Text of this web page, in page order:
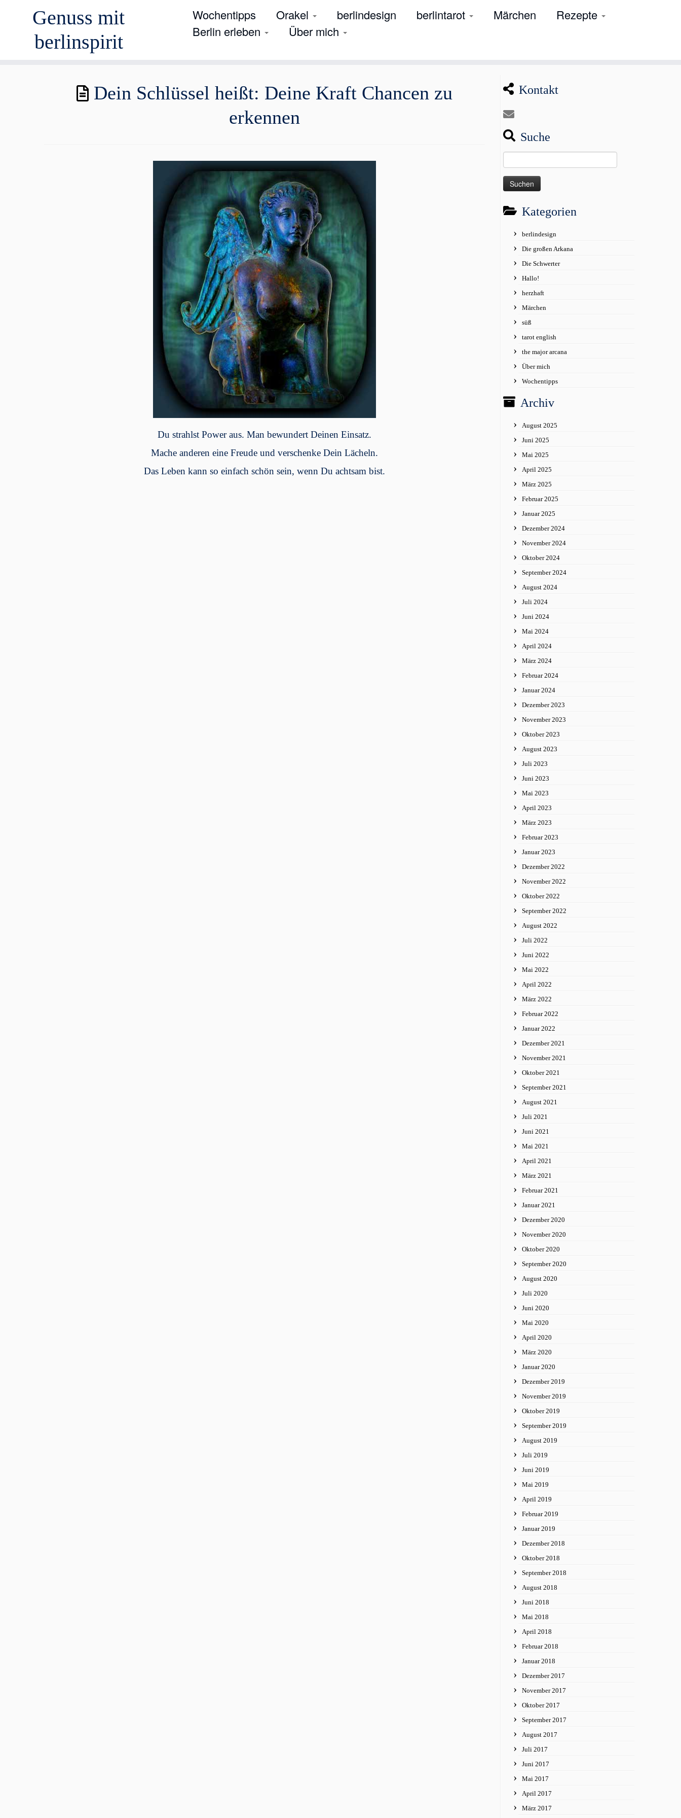
Genuss mit
berlinspirit
Wochentipps Orakel berlindesign berlintarot Märchen
Rezepte
Berlin erleben
Über mich
Dein Schlüssel heißt: Deine Kraft Chancen zu
erkennen
Du strahlst Power aus. Man bewundert Deinen Einsatz.
Mache anderen eine Freude und verschenke Dein Lächeln.
Das Leben kann so einfach schön sein, wenn Du achtsam bist.
Kontakt
Suche
nach:
Kategorien
berlindesign
Die großen Arkana
Die Schwerter
Hallo!
herzhaft
Märchen
süß
tarot english
the major arcana
Über mich
Wochentipps
Archiv
August 2025
Juni 2025
Mai 2025
April 2025
März 2025
Februar 2025
Januar 2025
Dezember 2024
November 2024
Oktober 2024
September 2024
August 2024
Juli 2024
Juni 2024
Mai 2024
April 2024
März 2024
Februar 2024
Januar 2024
Dezember 2023
November 2023
Oktober 2023
August 2023
Juli 2023
Juni 2023
Mai 2023
April 2023
März 2023
Februar 2023
Januar 2023
Dezember 2022
November 2022
Oktober 2022
September 2022
August 2022
Juli 2022
Juni 2022
Mai 2022
April 2022
März 2022
Februar 2022
Januar 2022
Dezember 2021
November 2021
Oktober 2021
September 2021
August 2021
Juli 2021
Juni 2021
Mai 2021
April 2021
März 2021
Februar 2021
Januar 2021
Dezember 2020
November 2020
Oktober 2020
September 2020
August 2020
Juli 2020
Juni 2020
Mai 2020
April 2020
März 2020
Januar 2020
Dezember 2019
November 2019
Oktober 2019
September 2019
August 2019
Juli 2019
Juni 2019
Mai 2019
April 2019
Februar 2019
Januar 2019
Dezember 2018
Oktober 2018
September 2018
August 2018
Juni 2018
Mai 2018
April 2018
Februar 2018
Januar 2018
Dezember 2017
November 2017
Oktober 2017
September 2017
August 2017
Juli 2017
Juni 2017
Mai 2017
April 2017
März 2017